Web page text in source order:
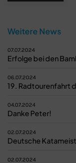
Weitere News
07.07.2024
Erfolge bei den
06.07.2024
19. Radtourenfahrt
04.07.2024
Danke Peter!
02.07.2024
Deutsche
02.07.2024